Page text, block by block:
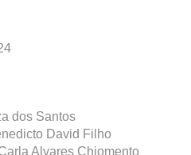
dos Santos
David Filho
Alvares Chiomento